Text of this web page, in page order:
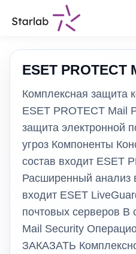
ESET PROTECT
Комплексная защита
ESET PROTECT Mail
защита электронной
угроз Компоненты
состав входит ESET
Расширенный анализ
входит ESET
почтовых серверов В
Mail Security
ЗАКАЗАТЬ